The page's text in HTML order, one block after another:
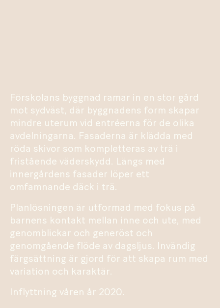
Förskolans byggnad ramar in en stor gård
mot sydväst, där byggnadens form skapar
mindre uterum vid entréerna för de olika
avdelningarna. Fasaderna är klädda med
röda skivor som kompletteras av trä i
fristående väderskydd. Längs med
innergårdens fasader löper ett
omfamnande däck i trä.
Planlösningen är utformad med fokus på
barnens kontakt mellan inne och ute, med
genomblickar och generöst och
genomgående flöde av dagsljus. Invändig
färgsättning är gjord för att skapa rum med
variation och karaktär.
Inflyttning våren år 2020.